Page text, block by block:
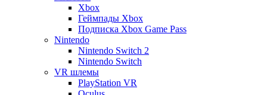
Xbox
Геймпады Xbox
Подписка Xbox Game Pass
Nintendo
Nintendo Switch 2
Nintendo Switch
VR шлемы
PlayStation VR